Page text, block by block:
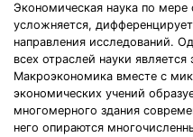
Экономическая наука по мере
усложняется,
направления исследований.
всех отраслей науки
Макроэкономика вместе с
экономических учений
многомерного здания
него опираются